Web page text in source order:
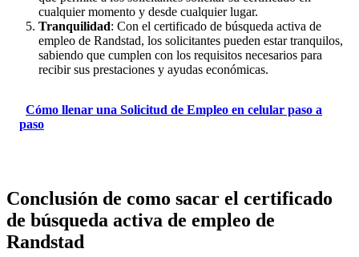
cualquier momento y desde cualquier lugar.
Tranquilidad: Con el certificado de búsqueda activa de
empleo de Randstad, los solicitantes pueden estar tranquilos,
sabiendo que cumplen con los requisitos necesarios para
recibir sus prestaciones y ayudas económicas.
Cómo llenar una Solicitud de Empleo en celular paso a
paso
Conclusión de como sacar el certificado
de búsqueda activa de empleo de
Randstad